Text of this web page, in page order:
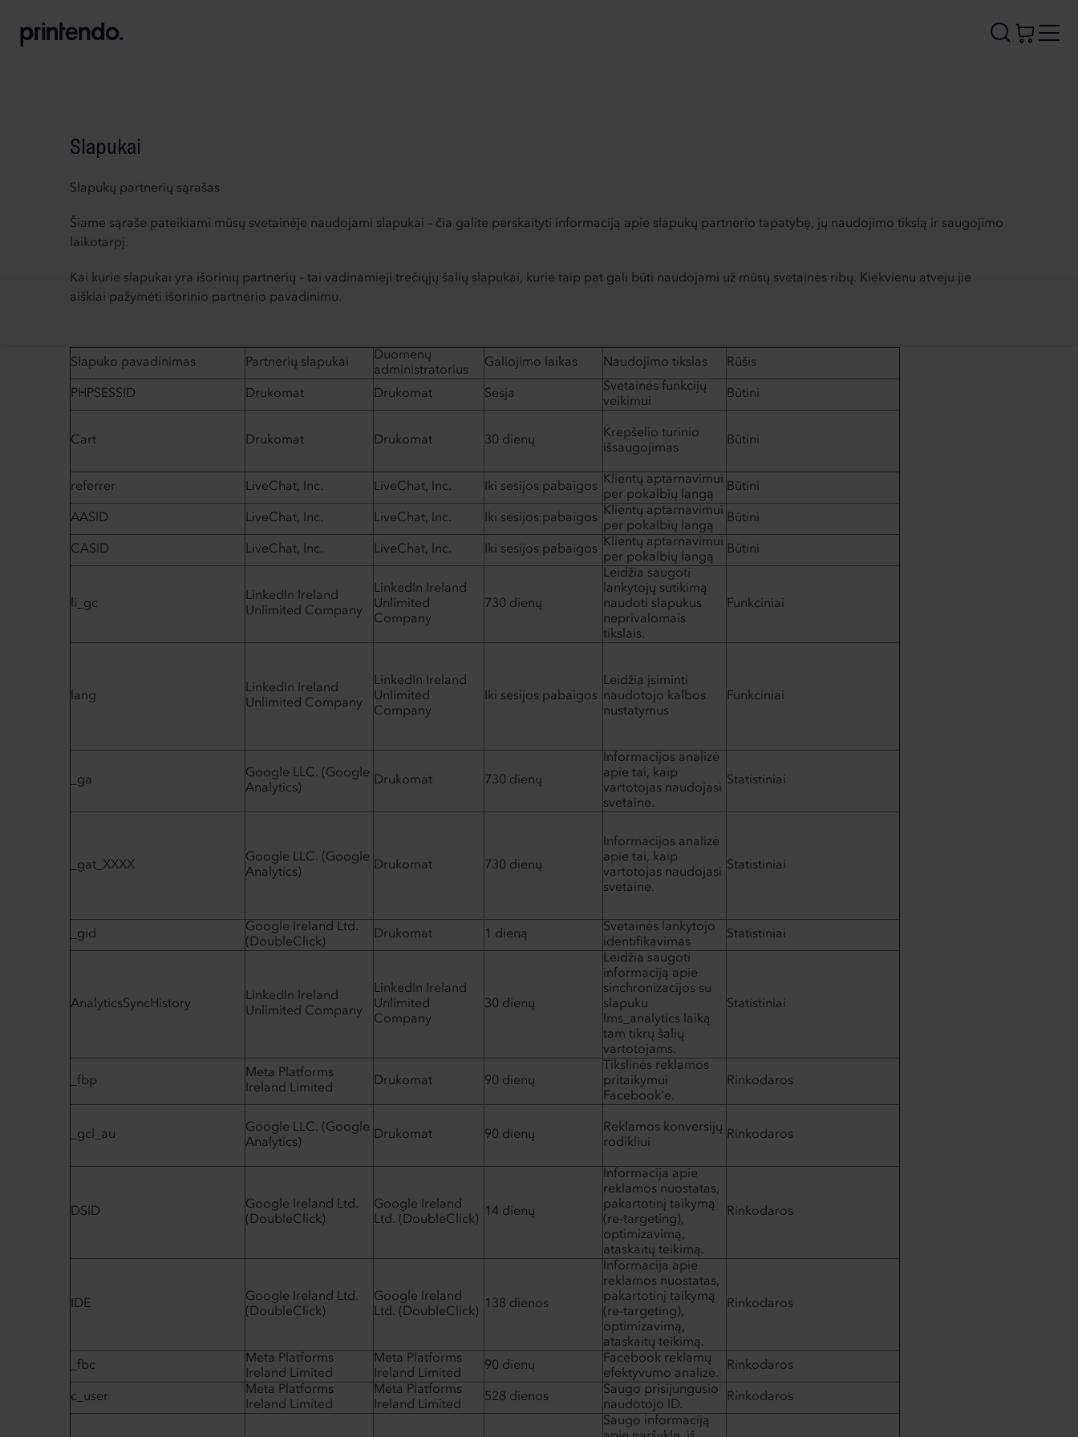
A
Slapukai
Slapukų partnerių sąrašas
Šiame sąraše pateikiami mūsų svetainėje naudojami slapukai – čia galite perskaityti informaciją apie slapukų partnerio tapatybę, jų naudojimo tikslą ir saugojimo
laikotarpį.
Kai kurie slapukai yra išorinių partnerių – tai vadinamieji trečiųjų šalių slapukai, kurie taip pat gali būti naudojami už mūsų svetainės ribų. Kiekvienu atveju jie
aiškiai pažymėti išorinio partnerio pavadinimu.
Slapuko pavadinimas Partnerių slapukai
Duomenų
administratorius
Galiojimo laikas Naudojimo tikslas Rūšis
PHPSESSID Drukomat Drukomat Sesja
Svetainės funkcijų
veikimui
Būtini
Cart Drukomat Drukomat 30 dienų
Krepšelio turinio
išsaugojimas
Būtini
referrer LiveChat, Inc. LiveChat, Inc. Iki sesijos pabaigos
Klientų aptarnavimui
per pokalbių langą
Būtini
AASID LiveChat, Inc. LiveChat, Inc. Iki sesijos pabaigos
Klientų aptarnavimui
per pokalbių langą
Būtini
CASID LiveChat, Inc. LiveChat, Inc. Iki sesijos pabaigos
Klientų aptarnavimui
per pokalbių langą
Būtini
li_gc
LinkedIn Ireland
Unlimited Company
LinkedIn Ireland
Unlimited
Company
730 dienų
Leidžia saugoti
lankytojų sutikimą
naudoti slapukus
neprivalomais
tikslais.
Funkciniai
lang
LinkedIn Ireland
Unlimited Company
LinkedIn Ireland
Unlimited
Company
Iki sesijos pabaigos
Leidžia įsiminti
naudotojo kalbos
nustatymus
Funkciniai
_ga
Google LLC. (Google
Analytics)
Drukomat 730 dienų
Informacijos analizė
apie tai, kaip
vartotojas naudojasi
svetaine.
Statistiniai
_gat_XXXX
Google LLC. (Google
Analytics)
Drukomat 730 dienų
Informacijos analizė
apie tai, kaip
vartotojas naudojasi
svetaine.
Statistiniai
_gid
Google Ireland Ltd.
(DoubleClick)
Drukomat 1 dieną
Svetainės lankytojo
identifikavimas
Statistiniai
AnalyticsSyncHistory
LinkedIn Ireland
Unlimited Company
LinkedIn Ireland
Unlimited
Company
30 dienų
Leidžia saugoti
informaciją apie
sinchronizacijos su
slapuku
lms_analytics laiką
tam tikrų šalių
vartotojams.
Statistiniai
_fbp
Meta Platforms
Ireland Limited
Drukomat 90 dienų
Tikslinės reklamos
pritaikymui
Facebook'e.
Rinkodaros
_gcl_au
Google LLC. (Google
Analytics)
Drukomat 90 dienų
Reklamos konversijų
rodikliui
Rinkodaros
DSID
Google Ireland Ltd.
(DoubleClick)
Google Ireland
Ltd. (DoubleClick)
14 dienų
Informacija apie
reklamos nuostatas,
pakartotinį taikymą
(re-targeting),
optimizavimą,
ataskaitų teikimą.
Rinkodaros
IDE
Google Ireland Ltd.
(DoubleClick)
Google Ireland
Ltd. (DoubleClick)
138 dienos
Informacija apie
reklamos nuostatas,
pakartotinį taikymą
(re-targeting),
optimizavimą,
ataskaitų teikimą.
Rinkodaros
_fbc
Meta Platforms
Ireland Limited
Meta Platforms
Ireland Limited
90 dienų
Facebook reklamų
efektyvumo analizė.
Rinkodaros
c_user
Meta Platforms
Ireland Limited
Meta Platforms
Ireland Limited
528 dienos
Saugo prisijungusio
naudotojo ID.
Rinkodaros
Saugo informaciją